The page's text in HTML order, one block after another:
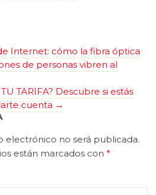
Internet: cómo la fibra óptica
de personas vibren al
TARIFA? Descubre si estás
cuenta →
electrónico no será publicada.
están marcados con *